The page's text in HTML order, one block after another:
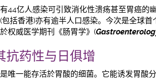
44亿人感染可引致消化性溃疡甚至胃癌的
括香港)亦有逾半人口感染。今次是全球首
权威医学期刊《肠胃学》(
抗药性与日俱增
唯一能存活於胃酸的细菌。它能诱发胃酸